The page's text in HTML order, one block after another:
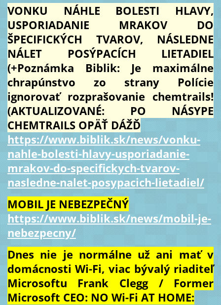
VONKU NÁHLE BOLESTI HLAVY,
USPORIADANIE MRAKOV DO
ŠPECIFICKÝCH TVAROV, NÁSLEDNE
NÁLET POSÝPACÍCH LIETADIEL
(+Poznámka Biblik: Je maximálne
chrapúnstvo zo strany Polície
ignorovať rozprašovanie chemtrails!
(AKTUALIZOVANÉ: PO NÁSYPE
CHEMTRAILS OPÄŤ DÁŽĎ
https://www.biblik.sk/news/vonku-
nahle-bolesti-hlavy-usporiadanie-
mrakov-do-specifickych-tvarov-
nasledne-nalet-posypacich-lietadiel/
MOBIL JE NEBEZPEČNÝ
https://www.biblik.sk/news/mobil-je-
nebezpecny/
Dnes nie je normálne už ani mať v
domácnosti Wi-Fi, viac bývalý riaditeľ
Microsoftu Frank Clegg / Former
Microsoft CEO: NO Wi-Fi AT HOME: